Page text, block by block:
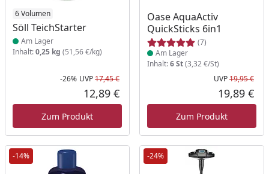
6 Volumen
Söll TeichStarter
Produkt am Lager
Am Lager
Inhalt:0,25 kg (51,56 €/kg)
Rabatt in Prozent
-26%
Ursprünglicher Preis
UVP17,45 €
Aktueller Preis
12,89 €
Zum Produkt
Oase AquaActiv
QuickSticks 6in1
(7)
Produkt am Lager
Am Lager
Inhalt:6 St(3,32 €/St)
UVP19,95 €
19,89 €
Zum Produkt
-14% -24%